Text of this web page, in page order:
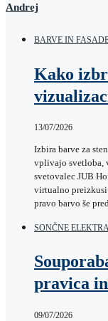
Andrej
BARVE IN
Kako
13/07/2026
Izbira barve za
vplivajo svetloba,
svetovalec JUB
virtualno
pravo barvo še
SONČNE
pravica
09/07/2026